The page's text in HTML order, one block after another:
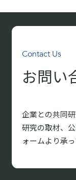
Contact Us
お問い
企業との共同
研究の取材、
ォームより承っ